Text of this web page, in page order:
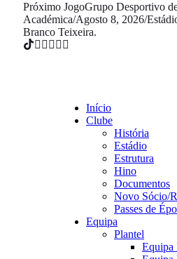
Próximo JogoGrupo Desportivo
Académica/Agosto 8, 2026/
Branco Teixeira.
Início
Clube
História
Estádio
Estrutura
Hino
Documentos
Novo Sócio/
Passes de
Equipa
Plantel
Equipa